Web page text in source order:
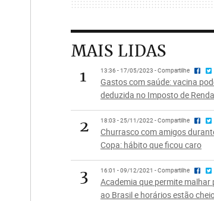
MAIS LIDAS
1
13:36 - 17/05/2023 - Compartilhe
Gastos com saúde: vacina
deduzida no Imposto de
2 18:03 - 25/11/2022 - Compartilhe
Churrasco com amigos
Copa: hábito que ficou caro
3 16:01 - 09/12/2021 - Compartilhe
Academia que permite malhar
ao Brasil e horários estão